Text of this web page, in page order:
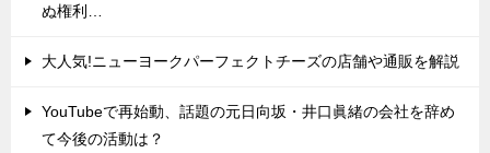
ぬ権利…
大人気!ニューヨークパーフェクトチーズの店舗や通販を解説
YouTubeで再始動、話題の元日向坂・井口眞緒の会社を辞め
て今後の活動は？